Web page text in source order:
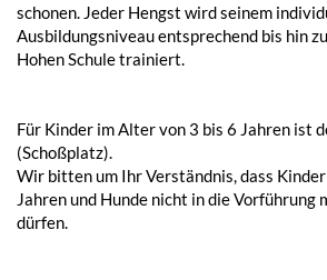
schonen. Jeder Hengst wird seinem
Ausbildungsniveau entsprechend bis hin
Hohen Schule trainiert.
Für Kinder im Alter von 3 bis 6 Jahren ist
(Schoßplatz).
Wir bitten um Ihr Verständnis, dass
Jahren und Hunde nicht in die Vorführung
dürfen.